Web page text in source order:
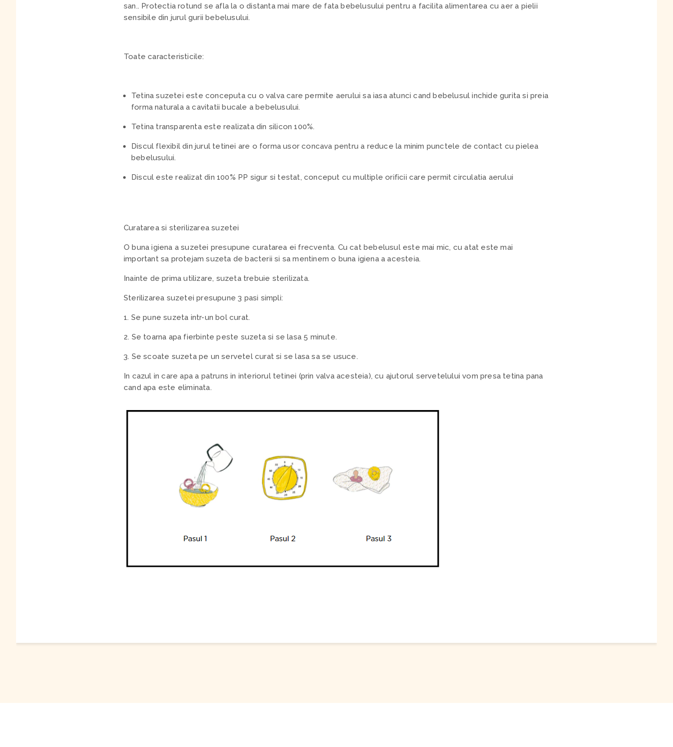
san.. Protectia rotund se afla la o distanta mai mare de fata bebelusului pentru a facilita alimentarea cu aer a pielii
sensibile din jurul gurii bebelusului.
Toate caracteristicile:
Tetina suzetei este conceputa cu o valva care permite aerului sa iasa atunci cand bebelusul inchide gurita si preia
forma naturala a cavitatii bucale a bebelusului.
Tetina transparenta este realizata din silicon 100%.
Discul flexibil din jurul tetinei are o forma usor concava pentru a reduce la minim punctele de contact cu pielea
bebelusului.
Discul este realizat din 100% PP sigur si testat, conceput cu multiple orificii care permit circulatia aerului
Curatarea si sterilizarea suzetei
O buna igiena a suzetei presupune curatarea ei frecventa. Cu cat bebelusul este mai mic, cu atat este mai
important sa protejam suzeta de bacterii si sa mentinem o buna igiena a acesteia.
Inainte de prima utilizare, suzeta trebuie sterilizata.
Sterilizarea suzetei presupune 3 pasi simpli:
1. Se pune suzeta intr-un bol curat.
2. Se toarna apa fierbinte peste suzeta si se lasa 5 minute.
3. Se scoate suzeta pe un servetel curat si se lasa sa se usuce.
In cazul in care apa a patruns in interiorul tetinei (prin valva acesteia), cu ajutorul servetelului vom presa tetina pana
cand apa este eliminata.